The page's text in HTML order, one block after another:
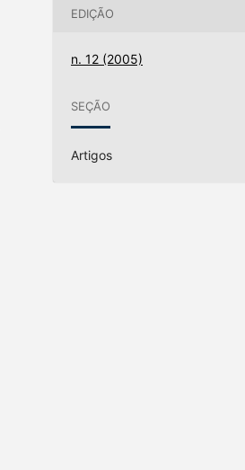
EDIÇÃO
n. 12 (2005)
SEÇÃO
Artigos